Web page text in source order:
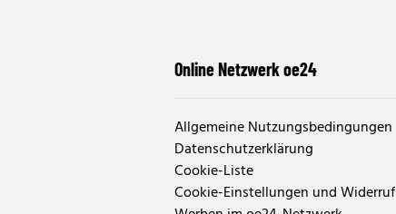
Online Netzwerk oe24
Allgemeine Nutzungsbedingungen
Datenschutzerklärung
Cookie-Liste
Cookie-Einstellungen und Widerruf